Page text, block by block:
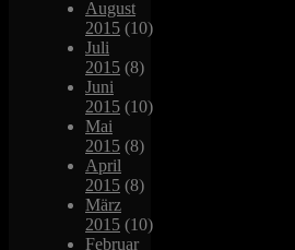
August
2015 (10)
Juli
2015 (8)
Juni
2015 (10)
Mai
2015 (8)
April
2015 (8)
März
2015 (10)
Februar